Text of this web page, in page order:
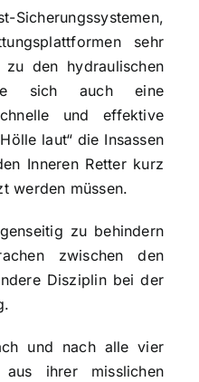
sehr
den hydraulischen
sich auch eine
und effektive
laut“ die Insassen
Inneren Retter kurz
werden müssen.
zu behindern
zwischen den
Disziplin bei der
und nach alle vier
aus ihrer misslichen